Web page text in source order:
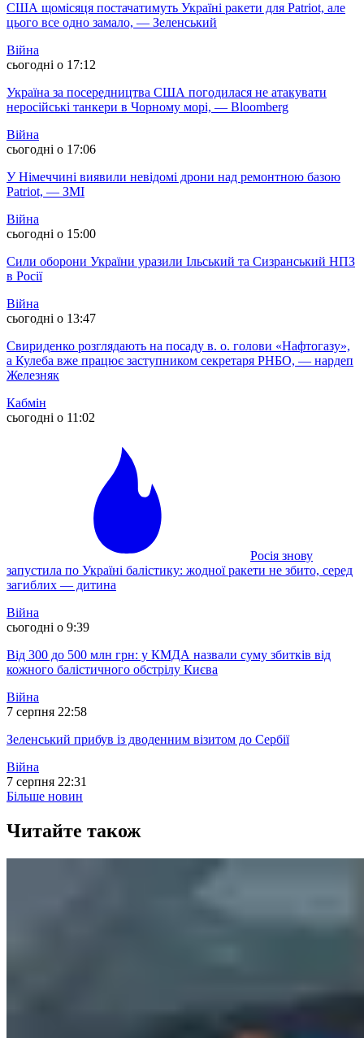
США щомісяця постачатимуть Україні ракети для Patriot, але
цього все одно замало, — Зеленський
Війна
сьогодні о 17:12
Україна за посередництва США погодилася не атакувати
неросійські танкери в Чорному морі, — Bloomberg
Війна
сьогодні о 17:06
У Німеччині виявили невідомі дрони над ремонтною базою
Patriot, — ЗМІ
Війна
сьогодні о 15:00
Сили оборони України уразили Ільський та Сизранський НПЗ
в Росії
Війна
сьогодні о 13:47
Свириденко розглядають на посаду в. о. голови «Нафтогазу»,
а Кулеба вже працює заступником секретаря РНБО, — нардеп
Железняк
Кабмін
сьогодні о 11:02
Росія знову
запустила по Україні балістику: жодної ракети не збито, серед
загиблих — дитина
Війна
сьогодні о 9:39
Від 300 до 500 млн грн: у КМДА назвали суму збитків від
кожного балістичного обстрілу Києва
Війна
7 серпня 22:58
Зеленський прибув із дводенним візитом до Сербії
Війна
7 серпня 22:31
Більше новин
Читайте також